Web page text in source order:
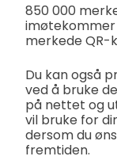
850 000
merkede QR-
Du kan også
ved å bruke
på nettet og
vil bruke for
dersom du
fremtiden.